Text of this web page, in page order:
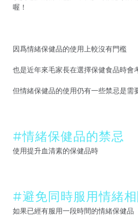
喔！
因爲情緒保健品的使用上較沒有門檻
也是近年來毛家長在選擇保健食品時會
但情緒保健品的使用仍有一些禁忌是需
#情緒保健品的禁忌
使用提升血清素的保健品時
#避免同時服用情緒
如果已經有服用一段時間的情緒保健品